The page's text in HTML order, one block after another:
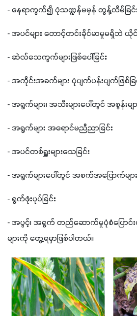
- နေရာကွက်၍ ပုံသဏ္ဍန်မမှန် တွန့်လိမ်ခြင်
- အပင်များ တောင့်တင်းခိုင်မာမှုမရှိဘဲ ယို
- ဆဲလ်သေကွက်များဖြစ်ပေါ်ခြင်း
- အကိုင်းအခက်များ ပုံပျက်ပန်းပျက်ဖြစ်ခြ
- အရွက်များ၊ အသီးများပေါ်တွင် အစွန်းမျာ
- အရွက်များ အရောင်မညီညာခြင်း
- အပင်တစ်ရှူးများသေခြင်း
- အရွက်များပေါ်တွင် အစက်အပြောက်များဖ
- ရွက်ဖုံးပုပ်ခြင်း
- အပွင့်၊ အရွက် တည်ဆောက်မှုပုံစံပြောင်
များကို တွေ့ရမှာဖြစ်ပါတယ်။